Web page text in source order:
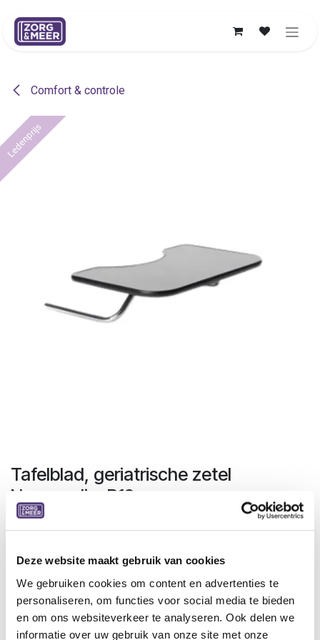
Deze website maakt gebruik van cookies
We gebruiken cookies om content en advertenties te
personaliseren, om functies voor social media te bieden
en om ons websiteverkeer te analyseren. Ook delen we
informatie over uw gebruik van onze site met onze
Comfort & controle
Ledenprijs
Tafelblad, geriatrische zetel
Normandie, B12
Tafelblad voor bevestiging op de geriatrische
oppervlak in de buurt om iets neer te leggen, zoals een
drankje, maaltijd of de afstandsbediening van de tv. Het
blad is in hoogte verstelbaar voor optimaal comfort.